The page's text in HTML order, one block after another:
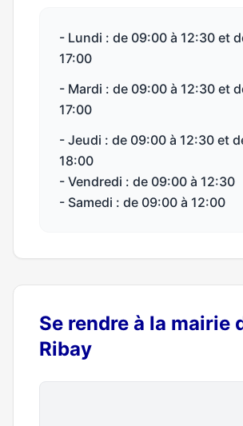
- Lundi : de 09:00 à 12:30 et
17:00
- Mardi : de 09:00 à 12:30 et
17:00
- Jeudi : de 09:00 à 12:30 et
18:00
- Vendredi : de 09:00 à 12:30
- Samedi : de 09:00 à 12:00
Se rendre à la mairie
Ribay